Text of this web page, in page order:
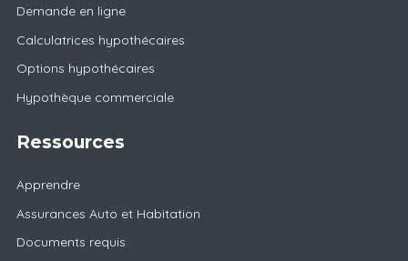
Demande en ligne
Calculatrices hypothécaires
Options hypothécaires
Hypothèque commerciale
Ressources
Apprendre
Assurances Auto et Habitation
Documents requis